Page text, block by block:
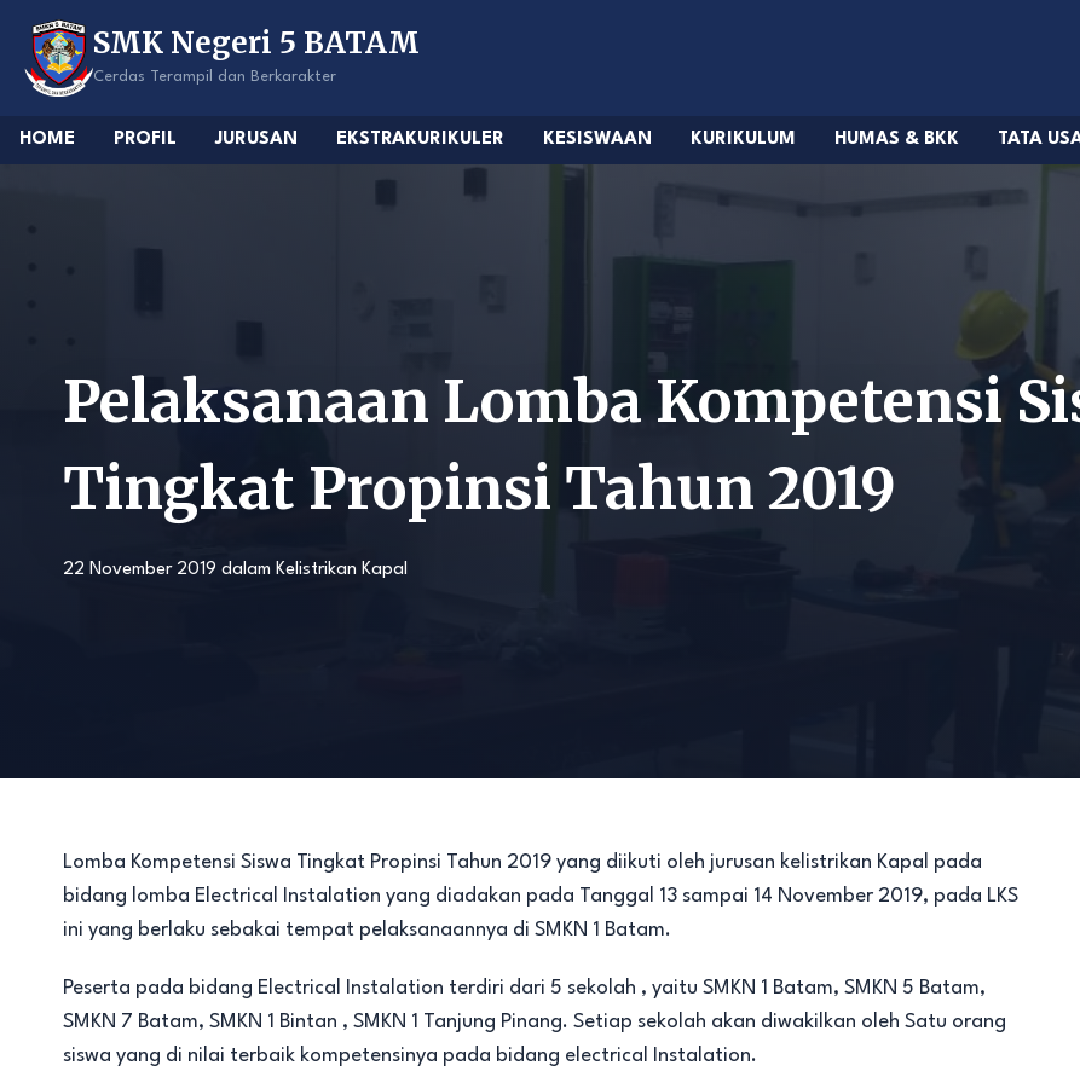
content
SMK Negeri 5 BATAM
Cerdas Terampil dan Berkarakter
HOME PROFIL JURUSAN EKSTRAKURIKULER KESISWAAN KURIKULUM HUMAS & BKK TATA
Pelaksanaan Lomba Kompetensi
Tingkat Propinsi Tahun 2019
22 November 2019 dalam Kelistrikan Kapal
Lomba Kompetensi Siswa Tingkat Propinsi Tahun 2019 yang diikuti oleh jurusan kelistrikan Kapal pada
bidang lomba Electrical Instalation yang diadakan pada Tanggal 13 sampai 14 November 2019, pada LKS
ini yang berlaku sebakai tempat pelaksanaannya di SMKN 1 Batam.
Peserta pada bidang Electrical Instalation terdiri dari 5 sekolah , yaitu SMKN 1 Batam, SMKN 5 Batam,
SMKN 7 Batam, SMKN 1 Bintan , SMKN 1 Tanjung Pinang. Setiap sekolah akan diwakilkan oleh Satu orang
siswa yang di nilai terbaik kompetensinya pada bidang electrical Instalation.